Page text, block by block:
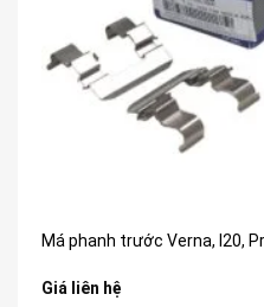
Má phanh trước Verna, I20,
Giá liên hệ